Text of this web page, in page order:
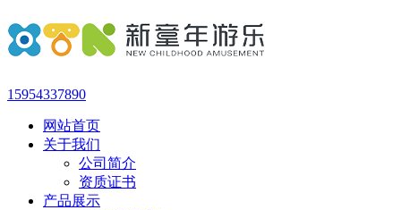
15954337890
网站首页
关于我们
公司简介
资质证书
产品展示